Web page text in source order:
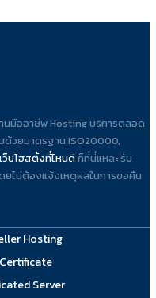
มืออาชีพ Hosting บริการตลอด
ด้วยมาตรฐาน ISO20000,
เว็บโฮสติ้งที่ไหนดีก็ที่นี่แหละ รับ
ยไม่ต้องแจ้งเหตุผลในการขอคืน
Hosting
Server